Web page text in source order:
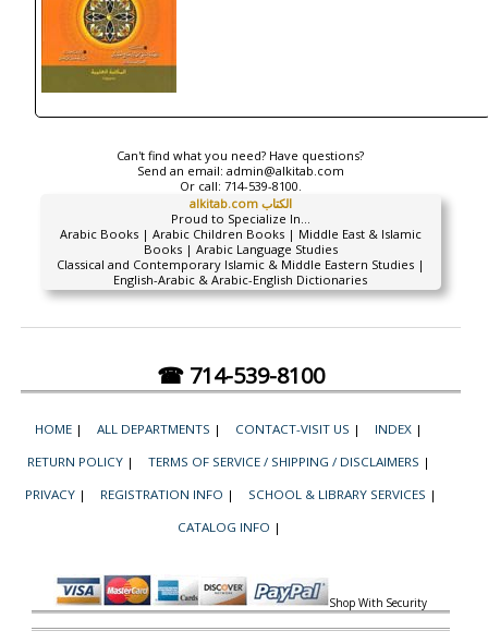
Can't find what you need? Have questions?
Send an email: admin@alkitab.com
Or call: 714-539-8100.
alkitab.com الكتاب
Proud to Specialize In...
Arabic Books | Arabic Children Books | Middle East & Islamic
Books | Arabic Language Studies
Classical and Contemporary Islamic & Middle Eastern Studies |
English-Arabic & Arabic-English Dictionaries
☎ 714-539-8100
HOME | ALL DEPARTMENTS | CONTACT-VISIT US | INDEX |
RETURN POLICY | TERMS OF SERVICE / SHIPPING / DISCLAIMERS |
PRIVACY | REGISTRATION INFO | SCHOOL & LIBRARY SERVICES |
CATALOG INFO |
Shop With Security